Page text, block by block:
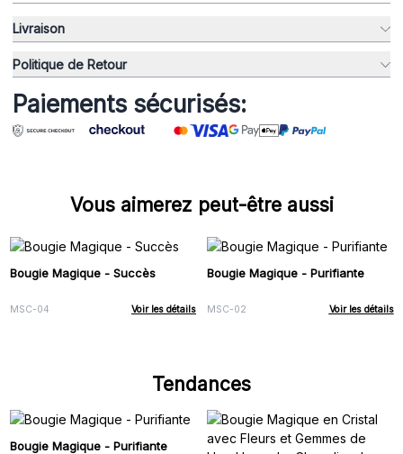
Livraison
Politique de Retour
Paiements sécurisés:
Vous aimerez peut-être aussi
Bougie Magique - Succès
MSC-04 Voir les détails
Bougie Magique - Purifiante
MSC-02 Voir les détails
Tendances
Bougie Magique - Purifiante